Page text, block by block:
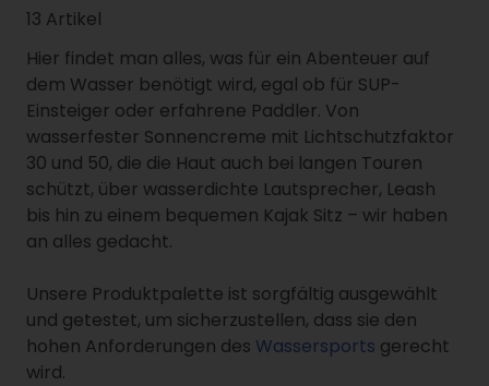
13 Artikel
Hier findet man alles, was für ein Abenteuer auf
dem Wasser benötigt wird, egal ob für SUP-
Einsteiger oder erfahrene Paddler. Von
wasserfester Sonnencreme mit Lichtschutzfaktor
30 und 50, die die Haut auch bei langen Touren
schützt, über wasserdichte Lautsprecher, Leash
bis hin zu einem bequemen Kajak Sitz – wir haben
an alles gedacht.
Unsere Produktpalette ist sorgfältig ausgewählt
und getestet, um sicherzustellen, dass sie den
hohen Anforderungen des Wassersports gerecht
wird.